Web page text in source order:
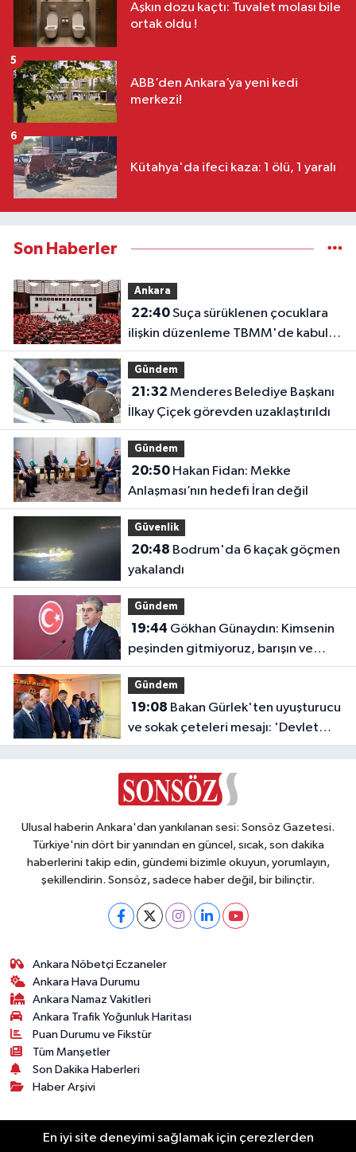
Aşkın dozu kaçtı: Tuvalet molası bile
ortak oldu !
ABB’den Ankara’ya yeni kedi
merkezi!
5
Kütahya'da ifeci kaza: 1 ölü, 1 yaralı
6
Son Haberler
Ankara
22:40Suça sürüklenen çocuklara
ilişkin düzenleme TBMM'de kabul
edildi
Gündem
21:32
İlkay Çiçek görevden uzaklaştırıldı
Gündem
20:50Hakan Fidan: Mekke
Anlaşması’nın hedefi İran değil
Güvenlik
20:48
yakalandı
Gündem
19:44
peşinden gitmiyoruz, barışın ve
demokrasinin peşindeyiz
Gündem
19:08
ve sokak çeteleri mesajı: 'Devlet
buradadır'
Ulusal haberin Ankara'dan yankılanan sesi: Sonsöz Gazetesi.
Türkiye'nin dört bir yanından en güncel, sıcak, son dakika
haberlerini takip edin, gündemi bizimle okuyun, yorumlayın,
şekillendirin. Sonsöz, sadece haber değil, bir bilinçtir.
Ankara Nöbetçi Eczaneler
Ankara Hava Durumu
Ankara Namaz Vakitleri
Ankara Trafik Yoğunluk Haritası
Puan Durumu ve Fikstür
Tüm Manşetler
Son Dakika Haberleri
Haber Arşivi
Künye Ekonomi Gündem Yazarlar
Spor
En iyi site deneyimi sağlamak için çerezlerden